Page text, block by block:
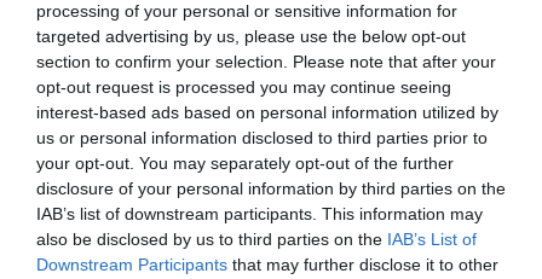
processing of your personal or sensitive information for
targeted advertising by us, please use the below opt-out
section to confirm your selection. Please note that after your
opt-out request is processed you may continue seeing
interest-based ads based on personal information utilized by
us or personal information disclosed to third parties prior to
your opt-out. You may separately opt-out of the further
disclosure of your personal information by third parties on the
IAB’s list of downstream participants. This information may
also be disclosed by us to third parties on the IAB’s List of
Downstream Participants that may further disclose it to other
Catalunya i Madrid en
primera posició aporten per
sobre el seu finançament
propi
En data 2023, el “cupo” aportat per Catalunya a